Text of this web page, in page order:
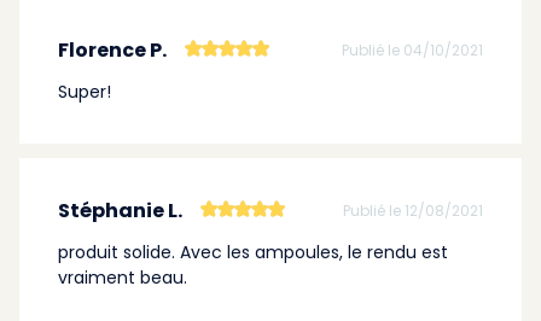
Florence P. Publié le 04/10/2021
Super!
Stéphanie L. Publié le 12/08/2021
produit solide. Avec les ampoules, le rendu est
vraiment beau.